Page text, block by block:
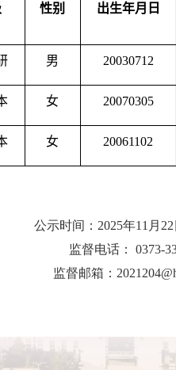
性别 出生年月日
男 20030712
女 20070305
女 20061102
公示时间： 2025年1 1 月 22
监督电话：0373-
监督邮箱：